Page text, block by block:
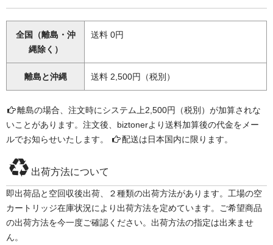
全国（離島・沖
縄除く）
送料 0円
離島と沖縄 送料 2,500円（税別）
離島の場合、注文時にシステム上2,500円（税別）が加算されな
いことがあります。注文後、biztonerより送料加算後の代金をメー
ルでお知らせいたします。
配送は日本国内に限ります。
出荷方法について
即出荷品と空回収後出荷、２種類の出荷方法があります。工場の空
カートリッジ在庫状況により出荷方法を定めています。ご希望商品
の出荷方法を今一度ご確認ください。出荷方法の指定は出来ませ
ん。